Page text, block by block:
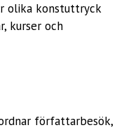
olika konstuttryck
kurser och
författarbesök,